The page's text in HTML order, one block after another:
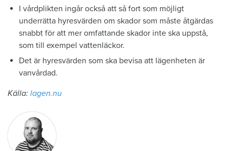
I vårdplikten ingår också att så fort som möjligt
underrätta hyresvärden om skador som måste åtgärdas
snabbt för att mer omfattande skador inte ska uppstå,
som till exempel vattenläckor.
Det är hyresvärden som ska bevisa att lägenheten är
vanvårdad.
Källa: lagen.nu